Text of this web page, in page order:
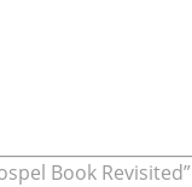
Book Revisited”